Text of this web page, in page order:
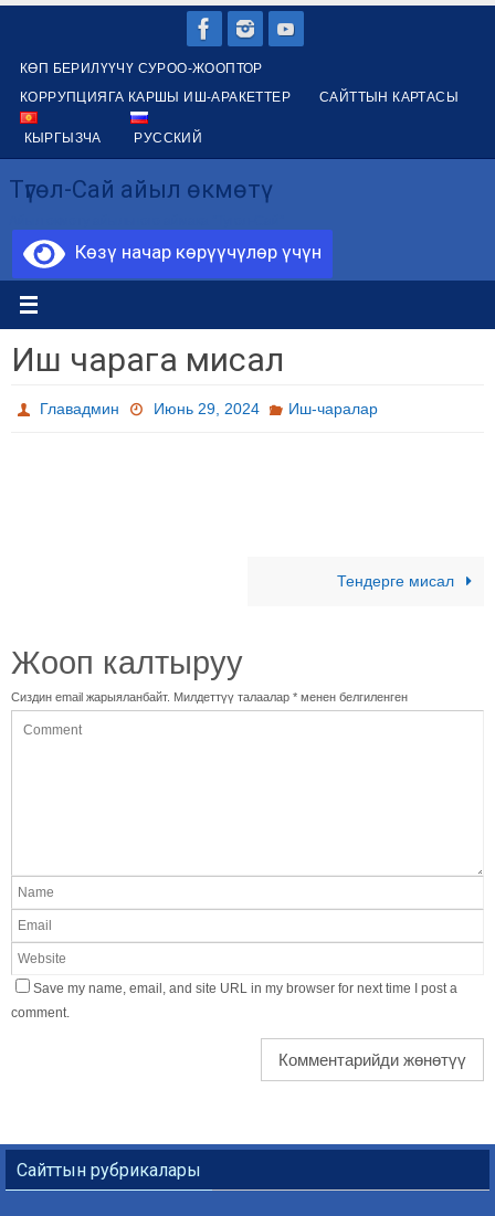
contentКӨП БЕРИЛҮҮЧҮ СУРОО-ЖООПТОР
КОРРУПЦИЯГА КАРШЫ ИШ-АРАКЕТТЕР
САЙТТЫН КАРТАСЫ
КЫРГЫЗЧА РУССКИЙ
Түгөл-Сай айыл өкмөтү
Көзү начар көрүүчүлөр үчүн
Иш чарага мисал
Главадмин Июнь 29, 2024 Иш-чаралар
Тендерге мисал
Жооп калтыруу
Сиздин email жарыяланбайт. Милдеттүү талаалар * менен белгиленген
Save my name, email, and site URL in my browser for next time I post a
comment.
Сайттын рубрикалары